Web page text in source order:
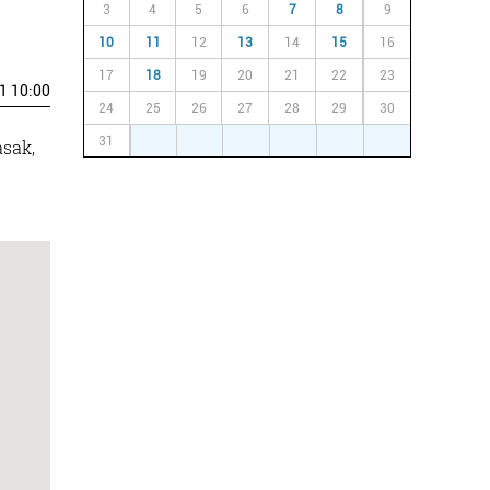
10:00
3 4 5 6 7 8 9
10 11 12 13 14 15 16
17 18 19 20 21 22 23
24 25 26 27 28 29 30
31